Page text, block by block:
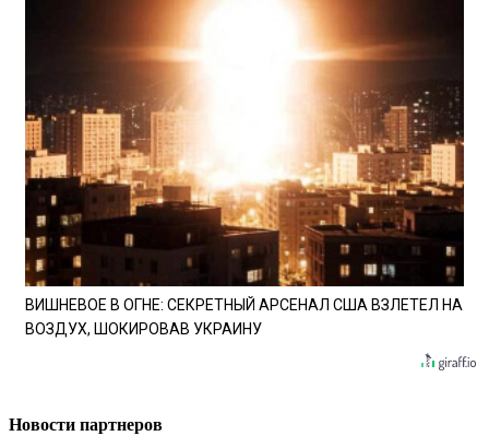
ВИШНЕВОЕ В ОГНЕ: СЕКРЕТНЫЙ АРСЕНАЛ США ВЗЛЕТЕЛ НА
ВОЗДУХ, ШОКИРОВАВ УКРАИНУ
Новости партнеров